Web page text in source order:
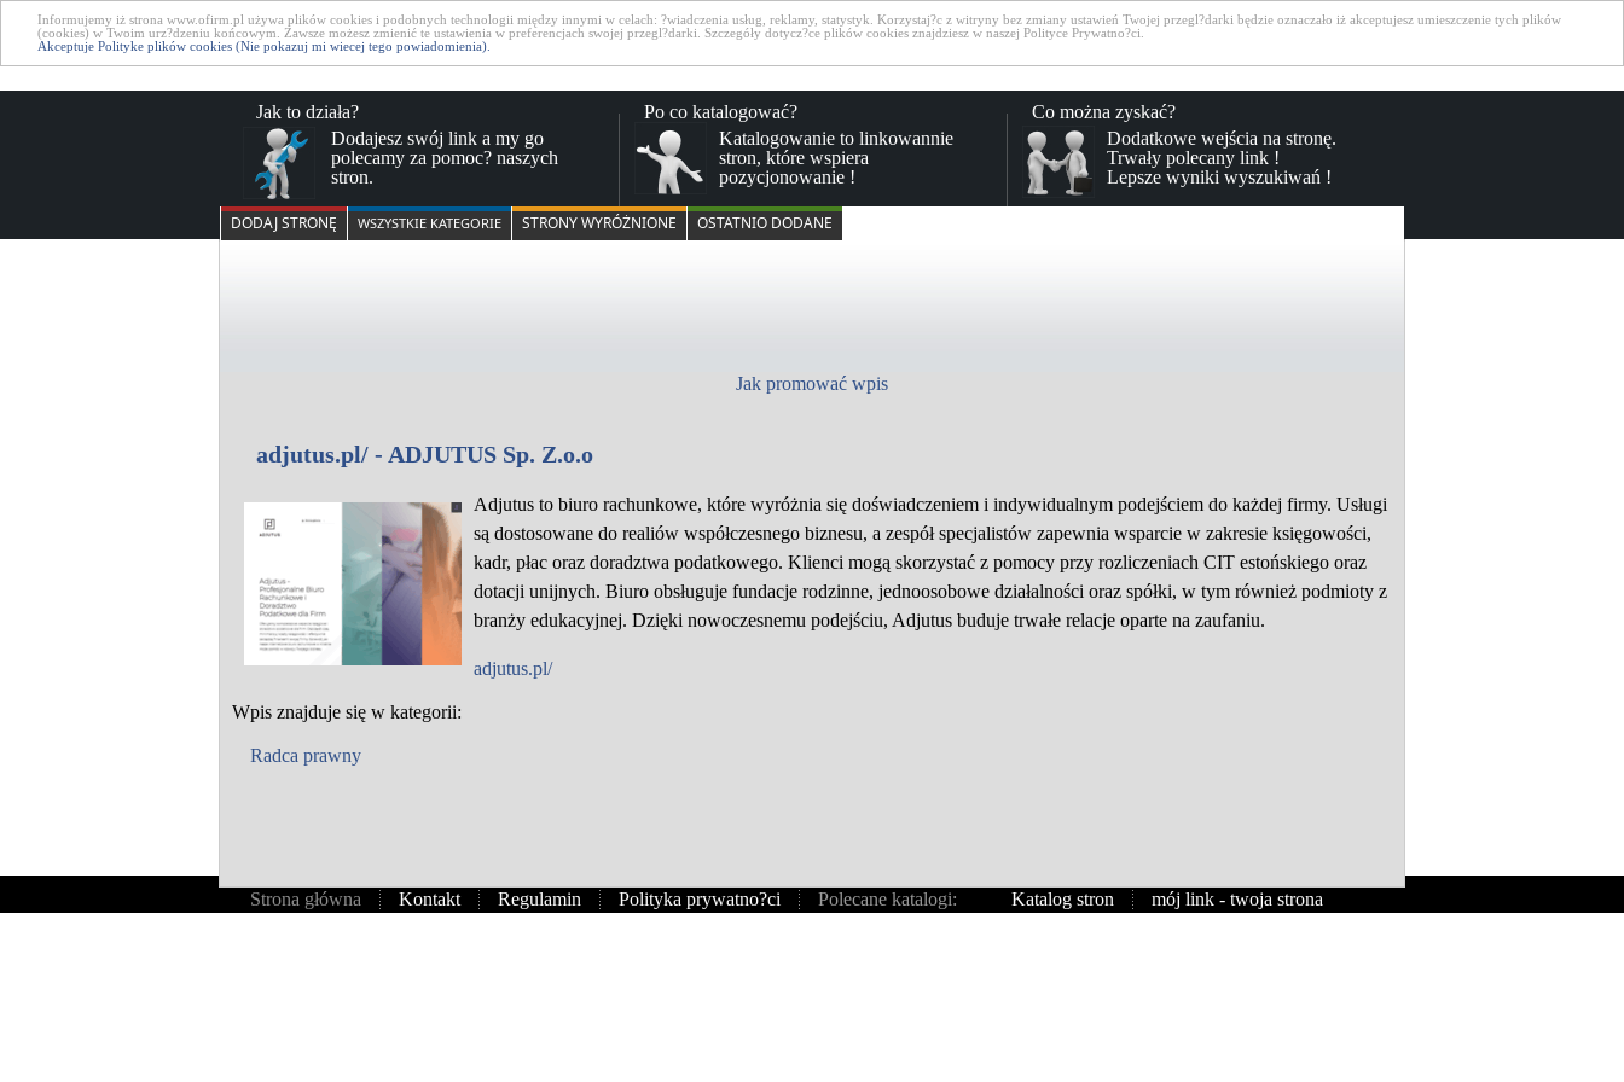
Informujemy iż strona www.ofirm.pl używa plików cookies i podobnych technologii między innymi w celach: ?wiadczenia usług, reklamy, statystyk. Korzystaj?c z witryny bez zmiany ustawień Twojej przegl?darki będzie oznaczało iż akceptujesz umieszczenie tych plików
(cookies) w Twoim urz?dzeniu końcowym. Zawsze możesz zmienić te ustawienia w preferencjach swojej przegl?darki. Szczegóły dotycz?ce plików cookies znajdziesz w naszej Polityce Prywatno?ci.
Akceptuje Polityke plików cookies (Nie pokazuj mi wiecej tego powiadomienia).
Jak to działa?
Dodajesz swój link a my go
polecamy za pomoc? naszych
stron.
Po co katalogować?
Katalogowanie to linkowannie
stron, które wspiera
pozycjonowanie !
Co można zyskać?
Dodatkowe wejścia na stronę.
Trwały polecany link !
Lepsze wyniki wyszukiwań !
DODAJ STRONĘ WSZYSTKIE KATEGORIE STRONY WYRÓŻNIONE OSTATNIO DODANE
Jak promować wpis
adjutus.pl/ - ADJUTUS Sp. Z.o.o
Adjutus to biuro rachunkowe, które wyróżnia się doświadczeniem i indywidualnym podejściem do każdej firmy. Usługi
są dostosowane do realiów współczesnego biznesu, a zespół specjalistów zapewnia wsparcie w zakresie księgowości,
kadr, płac oraz doradztwa podatkowego. Klienci mogą skorzystać z pomocy przy rozliczeniach CIT estońskiego oraz
dotacji unijnych. Biuro obsługuje fundacje rodzinne, jednoosobowe działalności oraz spółki, w tym również podmioty z
branży edukacyjnej. Dzięki nowoczesnemu podejściu, Adjutus buduje trwałe relacje oparte na zaufaniu.
adjutus.pl/
Wpis znajduje się w kategorii:
Radca prawny
Strona główna Kontakt Regulamin Polityka prywatno?ci Polecane katalogi: Katalog stron mój link - twoja strona